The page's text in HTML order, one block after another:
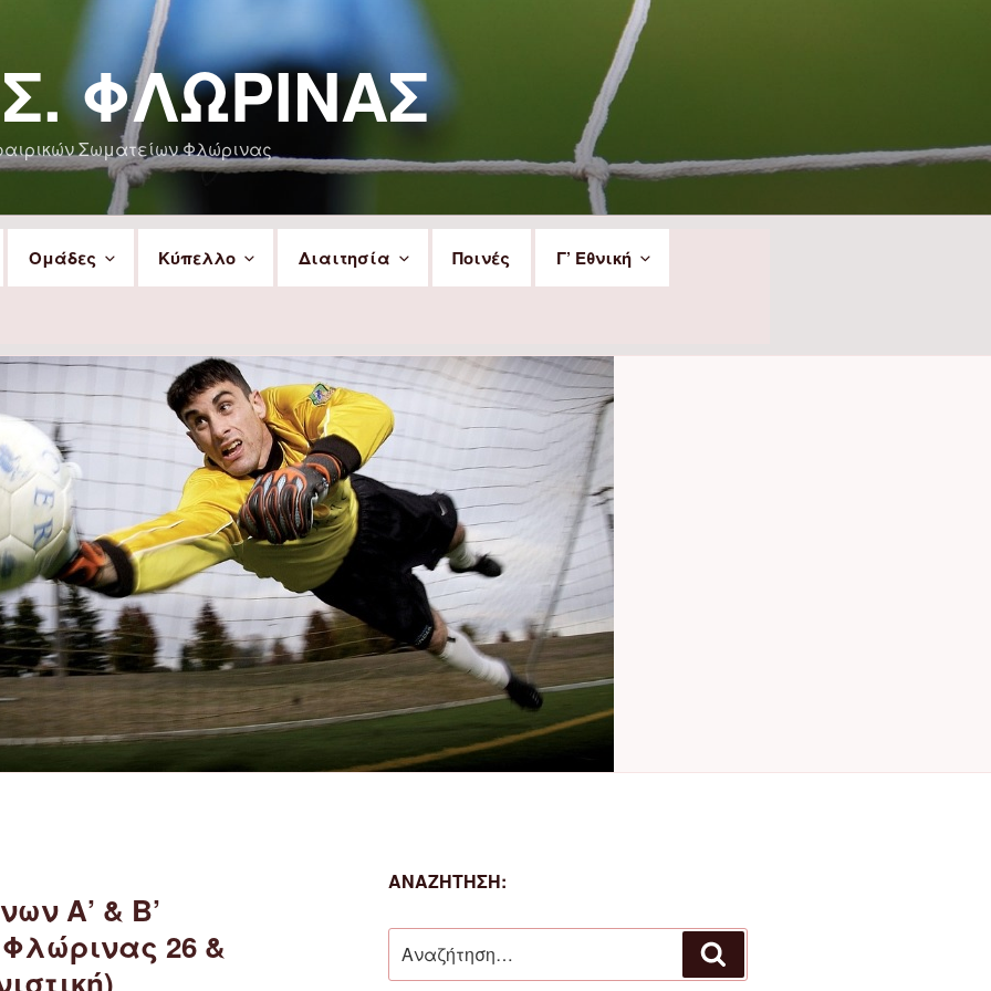
ΦΛΏΡΙΝΑΣ
Σωματείων Φλώρινας
Ομάδες Κύπελλο Διαιτησία Ποινές Γ’ Εθνική
Α’ & Β’
26 &
ΑΝΑΖΉΤΗΣΗ:
για: